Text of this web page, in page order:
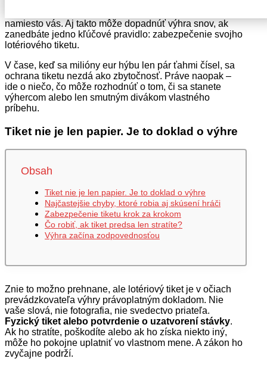
namiesto vás. Aj takto môže dopadnúť výhra snov, ak
zanedbáte jedno kľúčové pravidlo: zabezpečenie svojho
lotériového tiketu.
V čase, keď sa milióny eur hýbu len pár ťahmi čísel, sa
ochrana tiketu nezdá ako zbytočnosť. Práve naopak –
ide o niečo, čo môže rozhodnúť o tom, či sa stanete
výhercom alebo len smutným divákom vlastného
príbehu.
Tiket nie je len papier. Je to doklad o výhre
Obsah
Tiket nie je len papier. Je to doklad o výhre
Najčastejšie chyby, ktoré robia aj skúsení hráči
Zabezpečenie tiketu krok za krokom
Čo robiť, ak tiket predsa len stratíte?
Výhra začína zodpovednosťou
Znie to možno prehnane, ale lotériový tiket je v očiach
prevádzkovateľa výhry právoplatným dokladom. Nie
vaše slová, nie fotografia, nie svedectvo priateľa.
Fyzický tiket alebo potvrdenie o uzatvorení stávky.
Ak ho stratíte, poškodíte alebo ak ho získa niekto iný,
môže ho pokojne uplatniť vo vlastnom mene. A zákon ho
zvyčajne podrží.